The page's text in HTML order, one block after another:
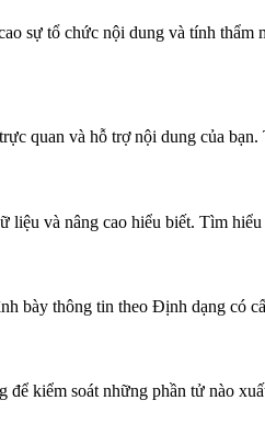
sự tổ chức nội dung và tính thẩm
quan và hỗ trợ nội dung của
liệu và nâng cao hiểu biết. Tìm
bày thông tin theo Định dạng có
kiểm soát những phần tử nào